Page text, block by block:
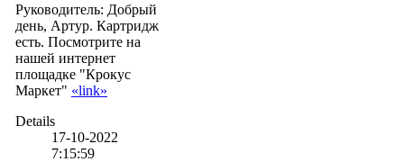
Руководитель: Добрый
день, Артур. Картридж
есть. Посмотрите на
нашей интернет
площадке "Крокус
Маркет" «link»
Details
17-10-2022
7:15:59